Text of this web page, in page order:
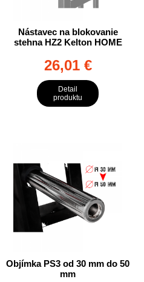
Nástavec na blokovanie
stehna HZ2 Kelton HOME
26,01 €
Detail
produktu
Objímka PS3 od 30 mm do 50
mm